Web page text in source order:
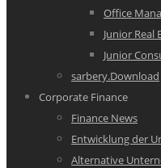
Office
Junior Real
Junior
sarbery.Download
Corporate Finance
Finance News
Entwicklung der
Alternative